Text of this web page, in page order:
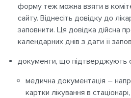
форму теж можна взяти в
сайту. Віднесіть довідку до
заповнити. Ця довідка дійсна
календарних днів з дати її
документи, що підтверджують
медична документація –
картки лікування в